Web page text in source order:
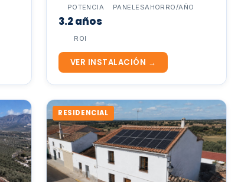
POTENCIA PANELESAHORRO/AÑO
3.2 años
ROI
VER INSTALACIÓN →
RESIDENCIAL